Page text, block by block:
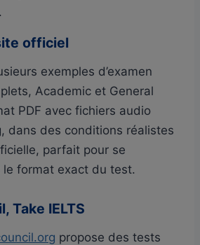
officiel
exemples d’examen
Academic et General
PDF avec fichiers audio
dans des conditions réalistes
parfait pour se
format exact du test.
Take IELTS
propose des tests